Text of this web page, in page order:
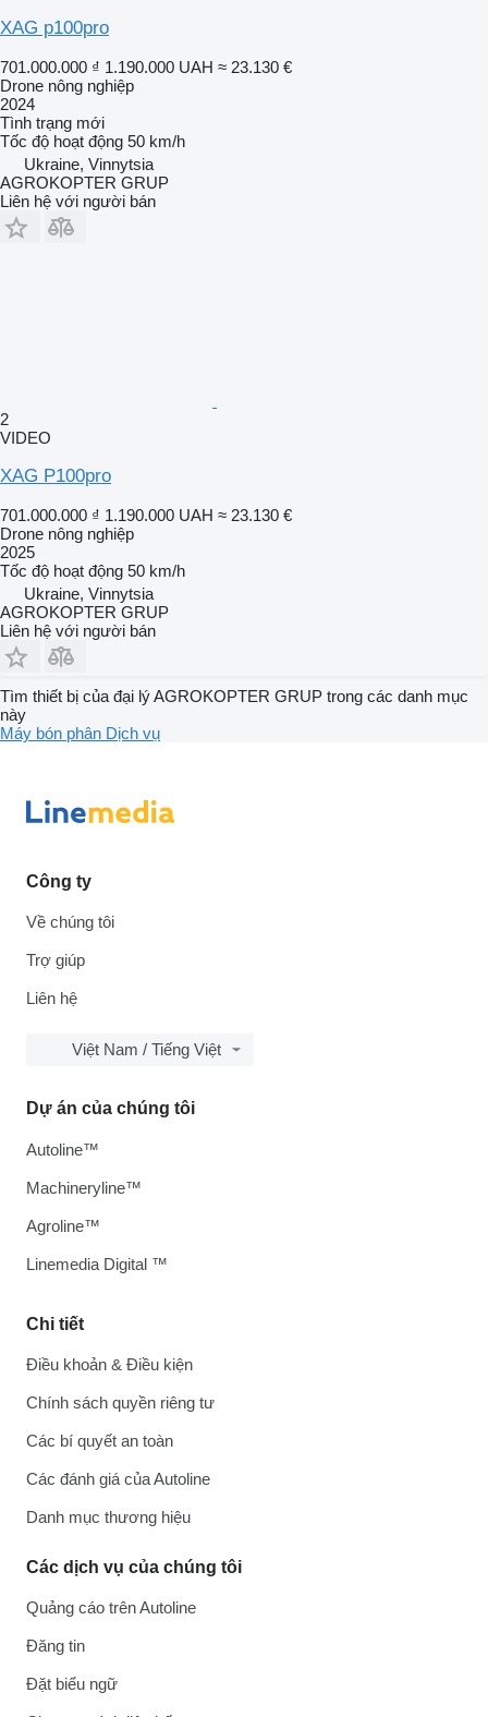
XAG p100pro
701.000.000 ₫ 1.190.000 UAH ≈ 23.130 €
Drone nông nghiệp
2024
Tình trạng mới
Tốc độ hoạt động 50 km/h
Ukraine, Vinnytsia
AGROKOPTER GRUP
Liên hệ với người bán
2
VIDEO
XAG P100pro
701.000.000 ₫ 1.190.000 UAH ≈ 23.130 €
Drone nông nghiệp
2025
Tốc độ hoạt động 50 km/h
Ukraine, Vinnytsia
AGROKOPTER GRUP
Liên hệ với người bán
Tìm thiết bị của đại lý AGROKOPTER GRUP trong các danh mục
này
Máy bón phân Dịch vụ
Công ty
Về chúng tôi
Trợ giúp
Liên hệ
Việt Nam / Tiếng Việt
Chi tiết
Điều khoản & Điều kiện
Chính sách quyền riêng tư
Các bí quyết an toàn
Các đánh giá của Autoline
Danh mục thương hiệu
Các dịch vụ của chúng tôi
Quảng cáo trên Autoline
Đăng tin
Đặt biểu ngữ
Dự án của chúng tôi
Autoline™
Machineryline™
Agroline™
Linemedia Digital ™